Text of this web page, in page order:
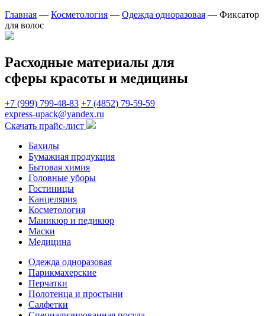
Главная — Косметология — Одежда одноразовая — Фиксатор
для волос
Расходные материалы для
сферы красоты и медицины
+7 (999) 799-48-83 +7 (4852) 79-59-59
express-upack@yandex.ru
Скачать прайс-лист
Бахилы
Бумажная продукция
Бытовая химия
Головные уборы
Гостиницы
Канцелярия
Косметология
Маникюр и педикюр
Маски
Медицина
Одежда одноразовая
Парикмахерские
Перчатки
Полотенца и простыни
Салфетки